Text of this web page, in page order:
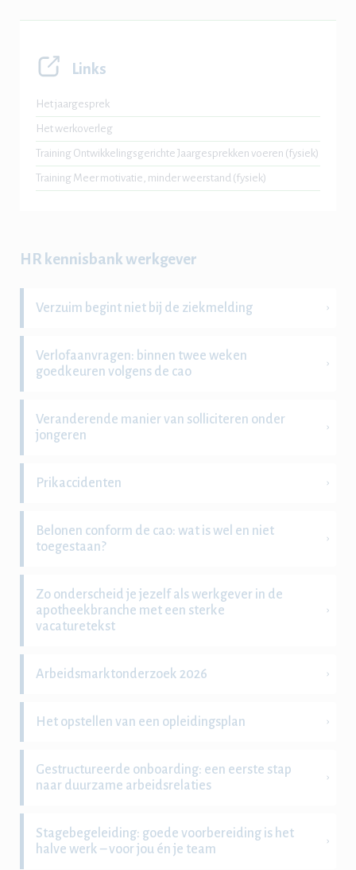
Links
Het jaargesprek
Het werkoverleg
Training Ontwikkelingsgerichte Jaargesprekken voeren (fysiek)
Training Meer motivatie, minder weerstand (fysiek)
HR kennisbank werkgever
Verzuim begint niet bij de ziekmelding
Verlofaanvragen: binnen twee weken
goedkeuren volgens de cao
Veranderende manier van solliciteren onder
jongeren
Prikaccidenten
Belonen conform de cao: wat is wel en niet
toegestaan?
Zo onderscheid je jezelf als werkgever in de
apotheekbranche met een sterke
vacaturetekst
Arbeidsmarktonderzoek 2026
Het opstellen van een opleidingsplan
Gestructureerde onboarding: een eerste stap
naar duurzame arbeidsrelaties
Stagebegeleiding: goede voorbereiding is het
halve werk – voor jou én je team